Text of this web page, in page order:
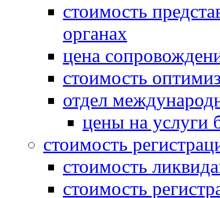
стоимость
органах
цена
стоимость
отдел
цены на услуги
стоимость
стоимость
стоимость